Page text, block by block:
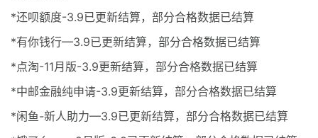
*还呗额度-3.9已更新结算，部分合格数据已结算
*有你钱行—3.9已更新结算，部分合格数据已结算
*点淘-11月版-3.9更新结算，部分合格数据已结算
*中邮金融纯申请-3.9更新结算，部分合格数据已结算
*闲鱼-新人助力—3.9已更新结算，部分合格数据已结算